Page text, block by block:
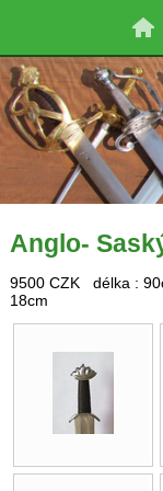
Anglo-
9500 CZK délka :
18cm